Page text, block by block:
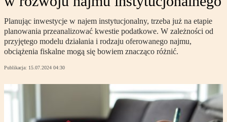
Planując inwestycje w najem instytucjonalny, trzeba już na etapie
planowania przeanalizować kwestie podatkowe. W zależności od
przyjętego modelu działania i rodzaju oferowanego najmu,
obciążenia fiskalne mogą się bowiem znacząco różnić.
Publikacja: 15.07.2024 04:30